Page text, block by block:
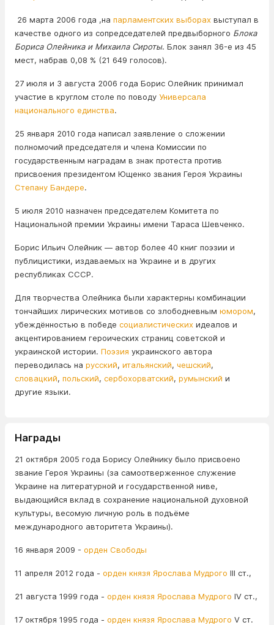
26 марта 2006 года ,на парламентских выборах выступал в
качестве одного из сопредседателей предвыборного Блока
Бориса Олейника и Михаила Сироты. Блок занял 36-е из 45
мест, набрав 0,08 % (21 649 голосов).
27 июля и 3 августа 2006 года Борис Олейник принимал
участие в круглом столе по поводу Универсала
национального единства.
25 января 2010 года написал заявление о сложении
полномочий председателя и члена Комиссии по
государственным наградам в знак протеста против
присвоения президентом Ющенко звания Героя Украины
Степану Бандере.
5 июля 2010 назначен председателем Комитета по
Национальной премии Украины имени Тараса Шевченко.
Борис Ильич Олейник — автор более 40 книг поэзии и
публицистики, издаваемых на Украине и в других
республиках СССР.
Для творчества Олейника были характерны комбинации
тончайших лирических мотивов со злободневным юмором,
убеждённостью в победе социалистических идеалов и
акцентированием героических страниц советской и
украинской истории. Поэзия украинского автора
переводилась на русский, итальянский, чешский,
словацкий, польский, сербохорватский, румынский и
другие языки.
Награды
21 октября 2005 года Борису Олейнику было присвоено
звание Героя Украины (за самоотверженное служение
Украине на литературной и государственной ниве,
выдающийся вклад в сохранение национальной духовной
культуры, весомую личную роль в подъёме
международного авторитета Украины).
16 января 2009 - орден Свободы
11 апреля 2012 года - орден князя Ярослава Мудрого III ст.,
21 августа 1999 года - орден князя Ярослава Мудрого IV ст.,
17 октября 1995 года - орден князя Ярослава Мудрого V ст.